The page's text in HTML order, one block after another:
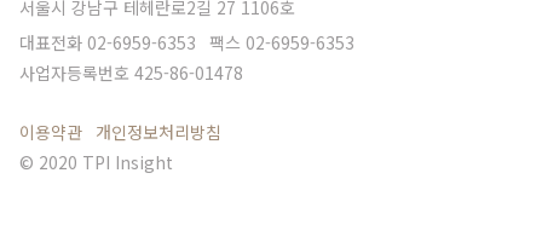
서울시 강남구 테헤란로2길 27 1106호
대표전화 02-6959-6353 팩스 02-6959-6353
사업자등록번호 425-86-01478
이용약관 개인정보처리방침
© 2020 TPI Insight